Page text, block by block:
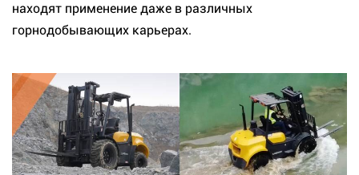
находят применение даже в различных
горнодобывающих карьерах.